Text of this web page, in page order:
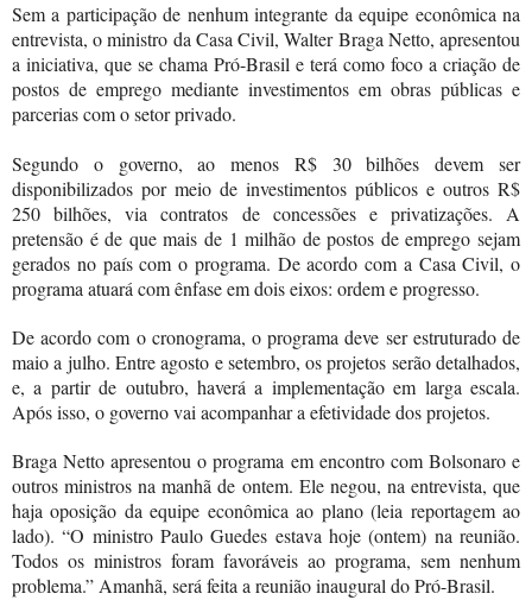
Sem a participação de nenhum integrante da equipe econômica na
entrevista, o ministro da Casa Civil, Walter Braga Netto, apresentou
a iniciativa, que se chama Pró-Brasil e terá como foco a criação de
postos de emprego mediante investimentos em obras públicas e
parcerias com o setor privado.
Segundo o governo, ao menos R$ 30 bilhões devem ser
disponibilizados por meio de investimentos públicos e outros R$
250 bilhões, via contratos de concessões e privatizações. A
pretensão é de que mais de 1 milhão de postos de emprego sejam
gerados no país com o programa. De acordo com a Casa Civil, o
programa atuará com ênfase em dois eixos: ordem e progresso.
De acordo com o cronograma, o programa deve ser estruturado de
maio a julho. Entre agosto e setembro, os projetos serão detalhados,
e, a partir de outubro, haverá a implementação em larga escala.
Após isso, o governo vai acompanhar a efetividade dos projetos.
Braga Netto apresentou o programa em encontro com Bolsonaro e
outros ministros na manhã de ontem. Ele negou, na entrevista, que
haja oposição da equipe econômica ao plano (leia reportagem ao
lado). “O ministro Paulo Guedes estava hoje (ontem) na reunião.
Todos os ministros foram favoráveis ao programa, sem nenhum
problema.” Amanhã, será feita a reunião inaugural do Pró-Brasil.